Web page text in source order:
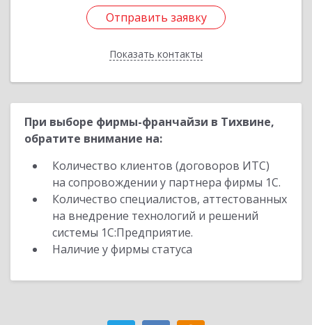
Отправить заявку
Показать контакты
Отправить заявку
Назад
При выборе фирмы-франчайзи в Тихвине,
обратите внимание на:
Количество клиентов (договоров ИТС)
на сопровождении у партнера фирмы 1С.
Количество специалистов, аттестованных
на внедрение технологий и решений
системы 1С:Предприятие.
Наличие у фирмы статуса